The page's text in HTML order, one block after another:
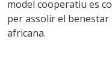
model cooperatiu es
per assolir el
africana.